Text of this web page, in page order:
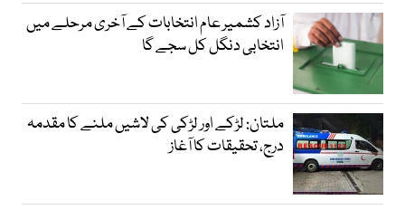
آزاد کشمیر عام انتخابات کے آخری مرحلے میں
انتخابی دنگل کل سجے گا
ملتان: لڑکے اور لڑکی کی لاشیں ملنے کا مقدمہ
درج، تحقیقات کا آغاز